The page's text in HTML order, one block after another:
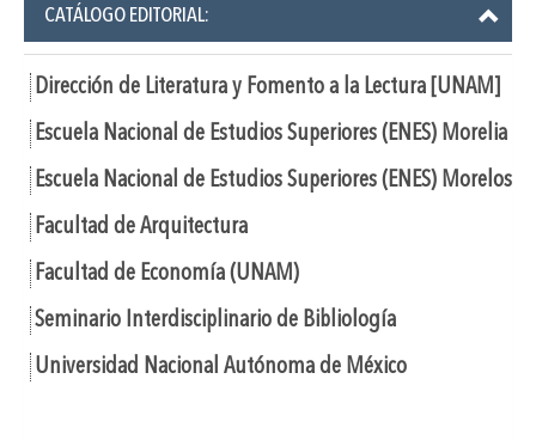
CATÁLOGO EDITORIAL:
Dirección de Literatura y Fomento a la Lectura [UNAM]
Escuela Nacional de Estudios Superiores (ENES) Morelia
Escuela Nacional de Estudios Superiores (ENES) Morelos
Facultad de Arquitectura
Facultad de Economía (UNAM)
Seminario Interdisciplinario de Bibliología
Universidad Nacional Autónoma de México